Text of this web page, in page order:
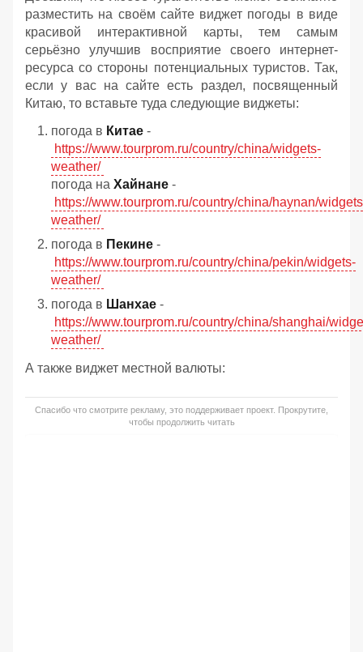
разместить на своём сайте виджет погоды в виде
красивой интерактивной карты, тем самым
серьёзно улучшив восприятие своего интернет-
ресурса со стороны потенциальных туристов. Так,
если у вас на сайте есть раздел, посвященный
Китаю, то вставьте туда следующие виджеты:
погода в Китае -
https://www.tourprom.ru/country/china/widgets-
weather/
погода на Хайнане -
https://www.tourprom.ru/country/china/haynan/
weather/
погода в Пекине -
https://www.tourprom.ru/country/china/pekin/widgets-
weather/
погода в Шанхае -
https://www.tourprom.ru/country/china/shanghai/
weather/
А также виджет местной валюты:
Спасибо что смотрите рекламу, это поддерживает проект. Прокрутите,
чтобы продолжить читать